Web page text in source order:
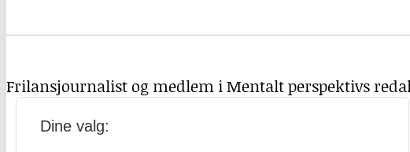
Frilansjournalist og medlem i Mentalt perspektivs
Dine valg: